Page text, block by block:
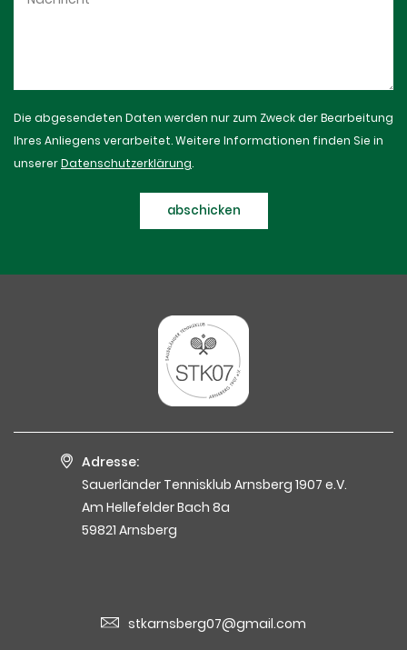
Die abgesendeten Daten werden nur zum Zweck der Bearbeitung
Ihres Anliegens verarbeitet. Weitere Informationen finden Sie in
unsererDatenschutzerklärung.
abschicken
Adresse:
Sauerländer Tennisklub Arnsberg 1907 e.V.
Am Hellefelder Bach 8a
59821 Arnsberg
stkarnsberg07@gmail.com